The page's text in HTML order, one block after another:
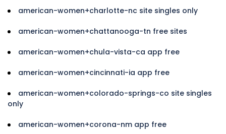
american-women+charlotte-nc site singles only
american-women+chattanooga-tn free sites
american-women+chula-vista-ca app free
american-women+cincinnati-ia app free
american-women+colorado-springs-co site singles
only
american-women+corona-nm app free